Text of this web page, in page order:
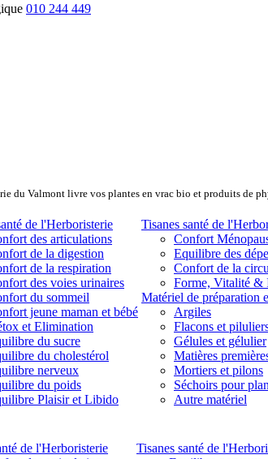
010 244 449
du Valmont livre vos plantes en vrac bio et produits de
de l'Herboristerie
des articulations
de la digestion
de la respiration
des voies urinaires
du sommeil
jeune maman et bébé
et Elimination
du sucre
du cholestérol
nerveux
du poids
Plaisir et Libido
Tisanes santé de
Confort
Equilibre des
Confort de la
Forme, Vitalité &
Matériel de préparation
Argiles
Flacons et
Gélules et gélulier
Matières
Mortiers et pilons
Séchoirs pour
Autre matériel
de l'Herboristerie
Tisanes santé de